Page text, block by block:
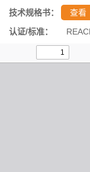
技术规格书： 查看
认证/标准：